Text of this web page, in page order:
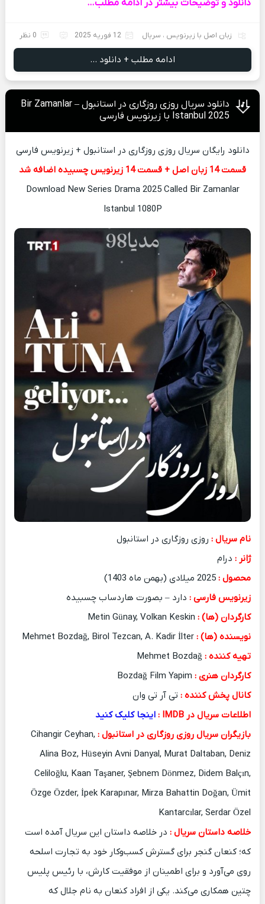
دانلود و توضیحات بیشتر در ادامه مطلب…
زبان اصل با زیرنویس ، سریال 12 فوریه 2025 0 نظر
ادامه مطلب + دانلود ...
دانلود سریال روزی روزگاری در استانبول – Bir Zamanlar
Istanbul 2025 با زیرنویس فارسی
دانلود رایگان سریال روزی روزگاری در استانبول + زیرنویس فارسی
قسمت 14 زبان اصل + قسمت 14 زیرنویس چسبیده اضافه شد
Download New Series Drama 2025 Called Bir Zamanlar
Istanbul 1080P
نام سریال :روزی روزگاری در استانبول
ژانر :درام
محصول :2025 میلادی (بهمن ماه 1403)
زیرنویس فارسی :دارد – بصورت هاردساب چسبیده
کارگردان (ها) :Metin Günay, Volkan Keskin
نویسنده (ها) :Mehmet Bozdağ, Birol Tezcan, A. Kadir İlter
تهیه کننده :Mehmet Bozdağ
کارگردان هنری :Bozdağ Film Yapim
کانال پخش کننده :تی آر تی وان
اطلاعات سریال در IMDB :
اینجا کلیک کنید
بازیگران سریال روزی روزگاری در استانبول : Cihangir Ceyhan,
Alina Boz, Hüseyin Avni Danyal, Murat Daltaban, Deniz
Celiloğlu, Kaan Taşaner, Şebnem Dönmez, Didem Balçın,
Özge Özder, İpek Karapınar, Mirza Bahattin Doğan, Ümit
Kantarcılar, Serdar Özel
خلاصه داستان سریال :در خلاصه داستان این سریال آمده است
که؛ کنعان گنجر برای گسترش کسب‌وکار خود به تجارت اسلحه
روی می‌آورد و برای اطمینان از موفقیت کارش، با رئیس پلیس
چتین همکاری می‌کند. یکی از افراد کنعان به نام جلال که